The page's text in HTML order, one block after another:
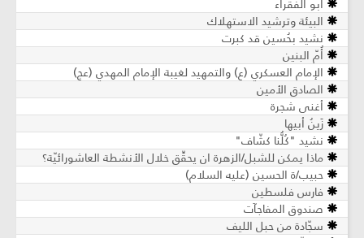
أبو الفقراء
البيئة وترشيد الاستهلاك
نشيد بحُسين قد كبرت
أُمّ البنين
الإمام العسكري (ع) والتمهيد لغيبة الإمام المهدي (عج)
الصادق الأمين
أغنى شجرة
زَينُ أبيها
نشيد "كُلُّنا كشّاف"
ماذا يمكن للشبل/الزهرة ان يحقِّق خلال الأنشطة العاشورائيّة؟
حبيب/ة الحسين (عليه السلام)
فارس فلسطين
صندوق المفاجآت
سجّادة من حبل الليف